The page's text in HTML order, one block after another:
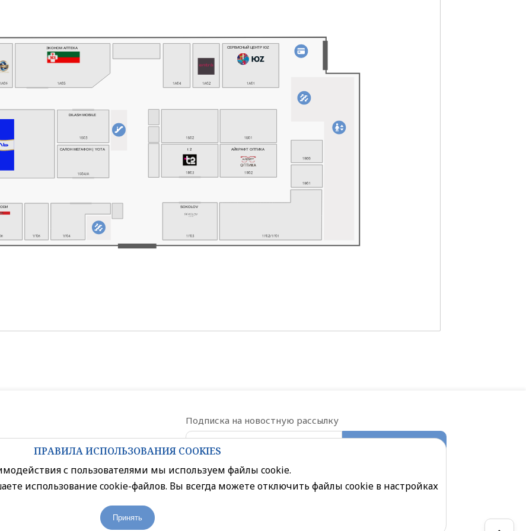
СЕРВИСНЫЙ ЦЕНТР ЮZ
SOKOLOV
DILASH MOBILE
САЛОН МЕГАФОН | YOTA t 2 АЙКРАФТ ОПТИКА
ЭКОНОМ АПТЕКА
Подписка на новостную рассылку
Даю согласие на обработку
Политика конфиденциальности
Правила посещения торгового центра
ПРАВИЛА ИСПОЛЬЗОВАНИЯ COOKIES
с пользователями мы используем файлы cookie.
использование cookie-файлов. Вы всегда можете отключить файлы cookie в настройках
Принять